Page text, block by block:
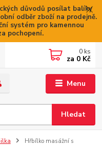
důvodů posílat balíky
odběr zboží na prodejně.
systém pro kamennou
pochopení.
Menu
Hledat
0 ks
za 0 Kč
Hřbílko masážní s